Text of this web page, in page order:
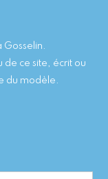
Gosselin.
de ce site, écrit ou
du modèle.